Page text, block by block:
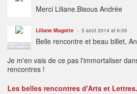
Merci Liliane.Bisous Andrée
ADMINISTRATEUR
PARTENARIATS
Liliane Magotte 3 août 2014 at 6:05
Belle rencontre et beau billet,
Je m'en vais de ce pas l'immortaliser
rencontres !
Les belles rencontres d'Arts et Lettres.